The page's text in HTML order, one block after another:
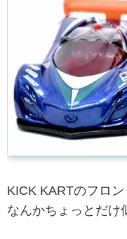
KICK KARTのフロン
なんかちょっとだけ